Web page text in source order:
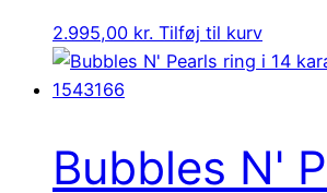
2.995,00 kr. Tilføj til kurv
Bubbles N'